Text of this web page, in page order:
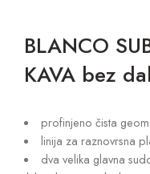
BLANCO
KAVA bez
profinjeno čista
linija za raznovrsna
dva velika glavna